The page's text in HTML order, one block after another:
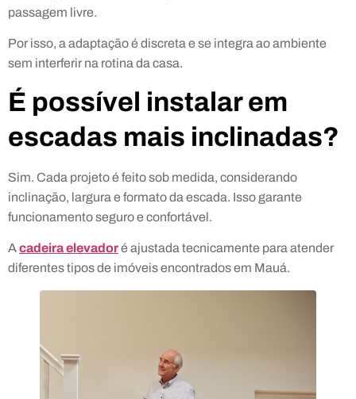
passagem livre.
Por isso, a adaptação é discreta e se integra ao ambiente
sem interferir na rotina da casa.
É possível instalar em
escadas mais inclinadas?
Sim. Cada projeto é feito sob medida, considerando
inclinação, largura e formato da escada. Isso garante
funcionamento seguro e confortável.
Acadeira elevadoré ajustada tecnicamente para atender
diferentes tipos de imóveis encontrados em Mauá.